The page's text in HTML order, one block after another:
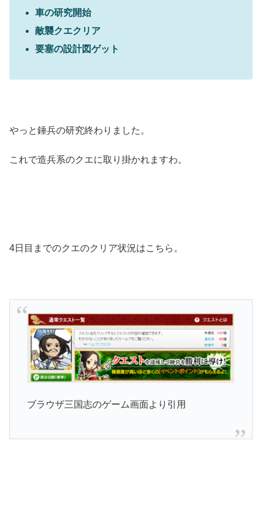
車の研究開始
敵襲クエクリア
要塞の設計図ゲット
やっと錘兵の研究終わりました。
これで造兵系のクエに取り掛かれますわ。
4日目までのクエのクリア状況はこちら。
ブラウザ三国志のゲーム画面より引用